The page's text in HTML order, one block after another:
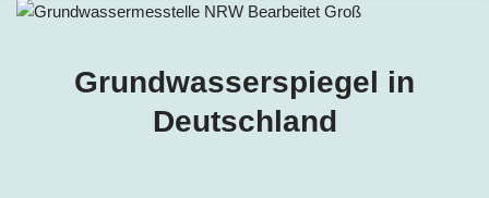
Grundwasserspiegel in
Deutschland